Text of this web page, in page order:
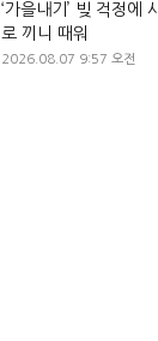
‘가을내기’ 빚 걱정에
로 끼니 때워
2026.08.07 9:57 오전